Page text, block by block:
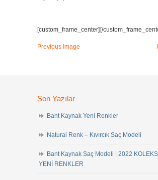
[custom_frame_center] [/
Previous Image
Son Yazılar
Bant Kaynak Yeni Renkler
Natural Renk – Kıvırcık Saç Modeli
Bant Kaynak Saç Modeli | 2022
YENİ RENKLER